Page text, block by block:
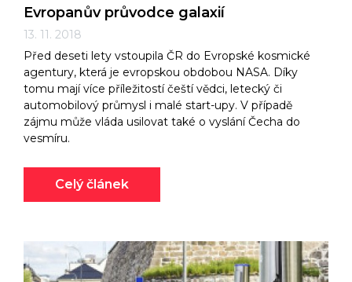
Evropanův průvodce galaxií
13. 11. 2018
Před deseti lety vstoupila ČR do Evropské kosmické
agentury, která je evropskou obdobou NASA. Díky
tomu mají více příležitostí čeští vědci, letecký či
automobilový průmysl i malé start-upy. V případě
zájmu může vláda usilovat také o vyslání Čecha do
vesmíru.
Celý článek